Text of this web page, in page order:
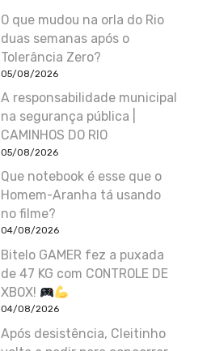
O que mudou na orla do Rio
duas semanas após o
Tolerância Zero?
05/08/2026
A responsabilidade municipal
na segurança pública |
CAMINHOS DO RIO
05/08/2026
Que notebook é esse que o
Homem-Aranha tá usando
no filme?
04/08/2026
Bitelo GAMER fez a puxada
de 47 KG com CONTROLE DE
XBOX!
04/08/2026
Após desistência, Cleitinho